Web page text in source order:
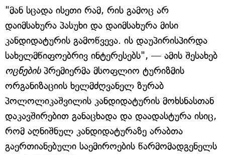
"მან სცადა ისეთი რამ, რის გამოც არ
დაიმსახურა პასუხი და დაიმსახურა მისი
კანდიდატურის გამოწვევა. ის დაუპირისპირდა
სახელმწიფოებრივ ინტერესებს", — ამის შესახებ
ოცნებისპრემიერმა მსოფლიო ტურიზმის
ორგანიზაციის ხელმძღვანელ ზურაბ
პოლოლიკაშვილის კანდიდატურის მოხსნასთან
დაკავშირებით განაცხადა და დაადასტურა ისიც,
რომ აღნიშნულ კანდიდატურაზე არაბთა
გაერთიანებული საემიროების წარმომადგენელს